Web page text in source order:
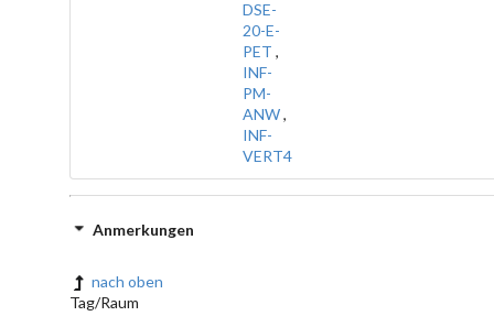
DSE-
20-E-
PET ,
INF-
PM-
ANW,
INF-
VERT4
Anmerkungen
nach oben
Tag/Raum